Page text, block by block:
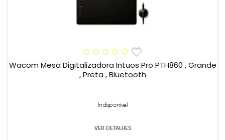
Wacom Mesa Digitalizadora Intuos Pro PTH860 , Grande
, Preta , Bluetooth
Indisponível
VER DETALHES